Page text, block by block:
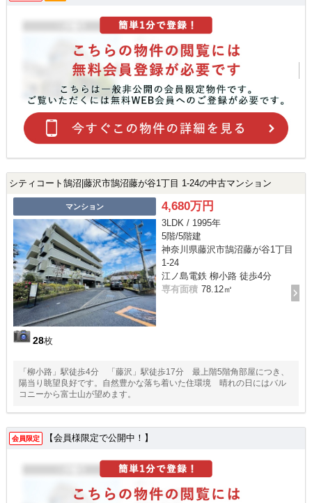
シティコート鵠沼|藤沢市鵠沼藤が谷1丁目 1-24の中古マンション
マンション
28枚
4,680万円
3LDK / 1995年
5階/5階建
神奈川県藤沢市鵠沼藤が谷1丁目
1-24
江ノ島電鉄 柳小路 徒歩4分
専有面積 78.12㎡
「柳小路」駅徒歩4分 「藤沢」駅徒歩17分 最上階5階角部屋につき、
陽当り眺望良好です。自然豊かな落ち着いた住環境 晴れの日にはバル
コニーから富士山が望めます。
会員限定 【会員様限定で公開中！】